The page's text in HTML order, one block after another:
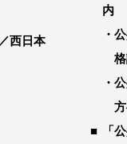
西日本
内
「